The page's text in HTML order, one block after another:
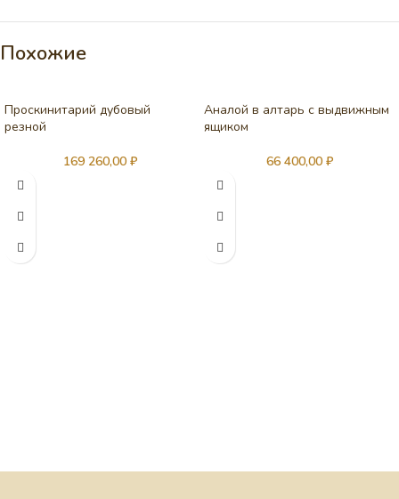
Похожие
Проскинитарий дубовый
резной
169 260,00 ₽
Аналой в алтарь с выдвижным
ящиком
66 400,00 ₽